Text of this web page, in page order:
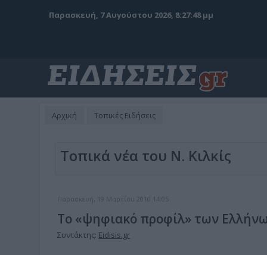
Παρασκευή, 7 Αυγούστου 2026, 8:27:49 μμ
Αρχική Τοπικές Ειδήσεις
Τοπικά νέα του Ν. Κιλκίς
Παρασκευή, 19 Μαρτίου 2010 14:05
Το «ψηφιακό προφίλ» των
Συντάκτης: Eidisis.gr